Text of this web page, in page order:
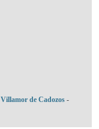
Villamor de Cadozos -